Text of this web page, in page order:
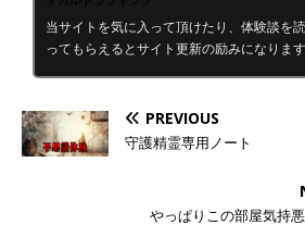
当サイトを気に入って頂けたり、体験談を
ってもらえるとサイト更新の励みになります
PREVIOUS
守護精霊専用ノート
やっぱりこの部屋気持